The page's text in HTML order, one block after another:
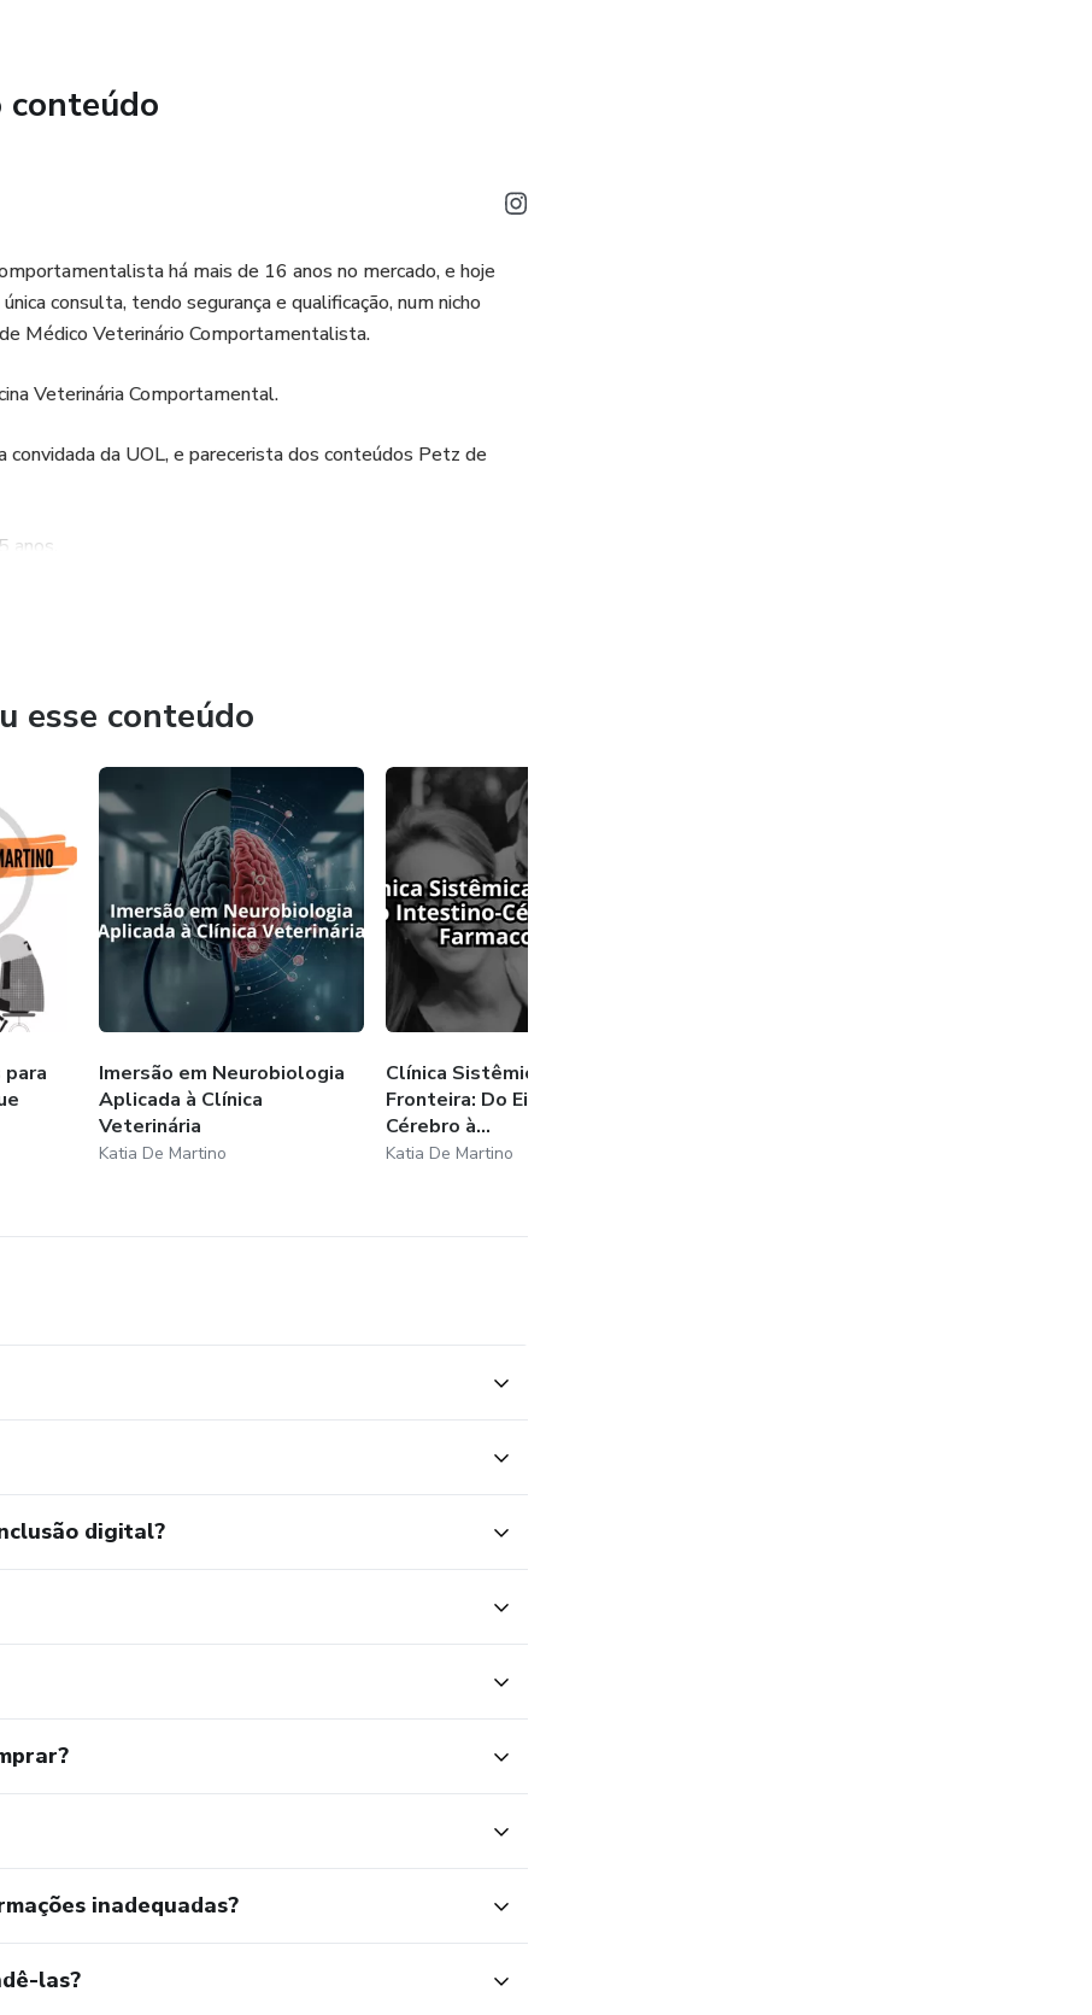
conteúdo
há mais de 16 anos no mercado, e hoje
consulta, tendo segurança e qualificação, num nicho
Médico Veterinário Comportamentalista.
Veterinária Comportamental.
da UOL, e parecerista dos conteúdos Petz de
anos.
esse conteúdo
para
Imersão em Neurobiologia
Aplicada à Clínica
Veterinária
Katia De Martino
Clínica Sistêmica de
Fronteira: Do Eixo Intestino-
Cérebro à...
Katia De Martino
digital?
inadequadas?
las?